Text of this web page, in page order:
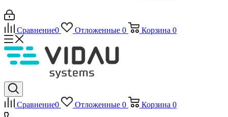
Сравнение0 Отложенные 0 Корзина 0
Сравнение0 Отложенные 0 Корзина 0